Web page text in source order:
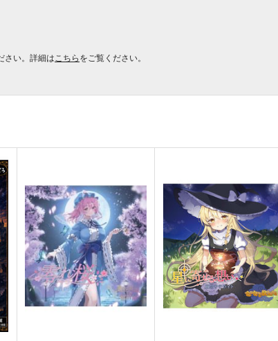
さい。詳細は こちらをご覧ください。